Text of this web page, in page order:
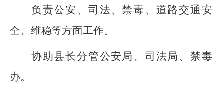
负责公安、司法、禁毒、道路交通安
全、维稳等方面工作。
协助县长分管公安局、司法局、禁毒
办。